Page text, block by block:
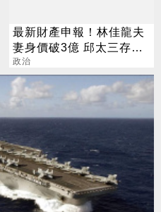
最新財產申報！林佳龍夫
妻身價破3億 邱太三存款
近6千萬
政治